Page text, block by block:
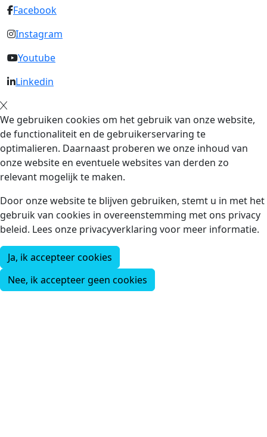
Facebook
Instagram
Youtube
Linkedin
We gebruiken cookies om het gebruik van onze website,
de functionaliteit en de gebruikerservaring te
optimalieren. Daarnaast proberen we onze inhoud van
onze website en eventuele websites van derden zo
relevant mogelijk te maken.
Door onze website te blijven gebruiken, stemt u in met het
gebruik van cookies in overeenstemming met ons privacy
beleid. Lees onze privacyverklaring voor meer informatie.
Ja, ik accepteer cookies
Nee, ik accepteer geen cookies